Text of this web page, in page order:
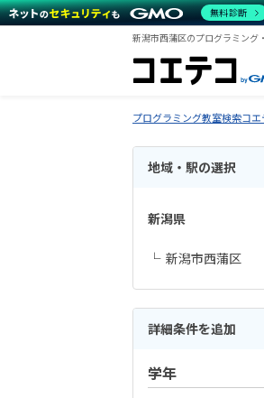
新潟市西蒲区のプログラミング
プログラミング教室検索コ
地域・駅の選択
新潟県
新潟市西蒲区
詳細条件を追加
学年
無料診断